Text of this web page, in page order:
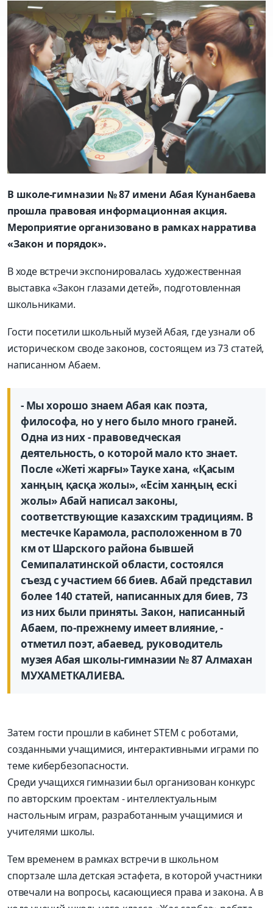
В школе-гимназии № 87 имени Абая Кунанбаева
прошла правовая информационная акция.
Мероприятие организовано в рамках нарратива
«Закон и порядок».
В ходе встречи экспонировалась художественная
выставка «Закон глазами детей», подготовленная
школьниками.
Гости посетили школьный музей Абая, где узнали об
историческом своде законов, состоящем из 73 статей,
написанном Абаем.
- Мы хорошо знаем Абая как поэта,
философа, но у него было много граней.
Одна из них - правоведческая
деятельность, о которой мало кто знает.
После «Жеті жарғы» Тауке хана, «Қасым
ханңың қасқа жолы», «Есім ханңың ескі
жолы» Абай написал законы,
соответствующие казахским традициям. В
местечке Карамола, расположенном в 70
км от Шарского района бывшей
Семипалатинской области, состоялся
съезд с участием 66 биев. Абай представил
более 140 статей, написанных для биев, 73
из них были приняты. Закон, написанный
Абаем, по-прежнему имеет влияние, -
отметил поэт, абаевед, руководитель
музея Абая школы-гимназии № 87 Алмахан
МУХАМЕТКАЛИЕВА.
Затем гости прошли в кабинет STEM с роботами,
созданными учащимися, интерактивными играми по
теме кибербезопасности.
Среди учащихся гимназии был организован конкурс
по авторским проектам - интеллектуальным
настольным играм, разработанным учащимися и
учителями школы.
Тем временем в рамках встречи в школьном
спортзале шла детская эстафета, в которой участники
отвечали на вопросы, касающиеся права и закона. А в